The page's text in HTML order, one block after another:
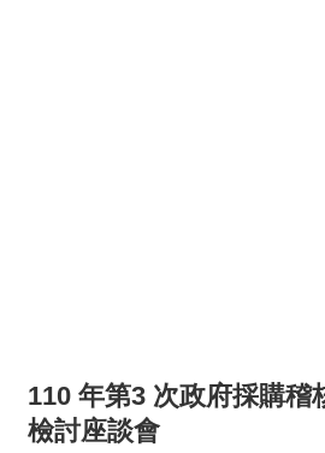
110 年第3 次政府採購稽
檢討座談會